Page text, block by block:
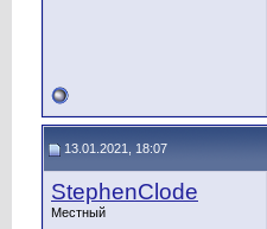
13.01.2021, 18:07
StephenClode
Местный